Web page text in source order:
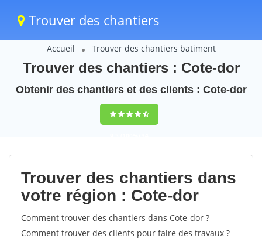
Trouver des chantiers
Accueil Trouver des chantiers batiment
Trouver des chantiers : Cote-dor
Obtenir des chantiers et des clients : Cote-dor
9,5(100%)34
votes
Trouver des chantiers dans
votre région : Cote-dor
Comment trouver des chantiers dans Cote-dor ?
Comment trouver des clients pour faire des travaux ?